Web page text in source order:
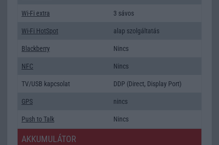
Wi-Fi extra 3 sávos
Wi-Fi HotSpot alap szolgáltatás
Blackberry Nincs
NFC Nincs
TV/USB kapcsolat DDP (Direct, Display Port)
GPS nincs
Push to Talk Nincs
AKKUMULÁTOR